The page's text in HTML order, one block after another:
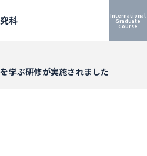
科
International
Graduate
Course
学ぶ研修が実施されました